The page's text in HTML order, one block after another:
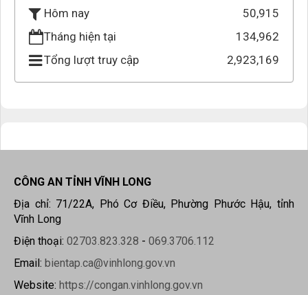
Hôm nay
50,915
Tháng hiện tại
134,962
Tổng lượt truy cập
2,923,169
CÔNG AN TỈNH VĨNH LONG
Địa chỉ: 71/22A, Phó Cơ Điều, Phường Phước Hậu, tỉnh
Vĩnh Long
Điện thoại: 02703.823.328 - 069.3706.112
Email: bientap.ca@vinhlong.gov.vn
Website: https://congan.vinhlong.gov.vn